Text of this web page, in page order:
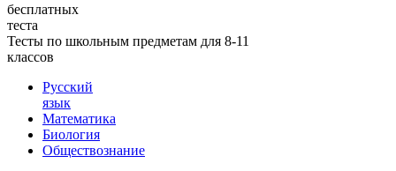
бесплатных
теста
Тесты по школьным предметам для 8-11
классов
Русский
язык
Математика
Биология
Обществознание